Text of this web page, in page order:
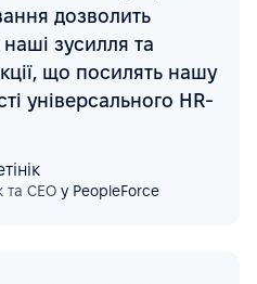
дозволить
зусилля та
що посилять нашу
універсального HR-
та CEO у PeopleForce